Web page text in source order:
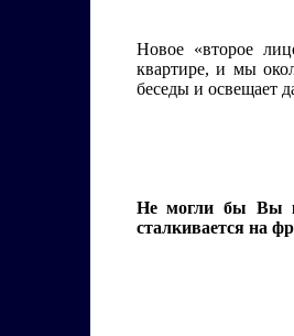
Новое «второе
квартире, и мы
беседы и освещает
Не могли бы Вы
сталкивается на